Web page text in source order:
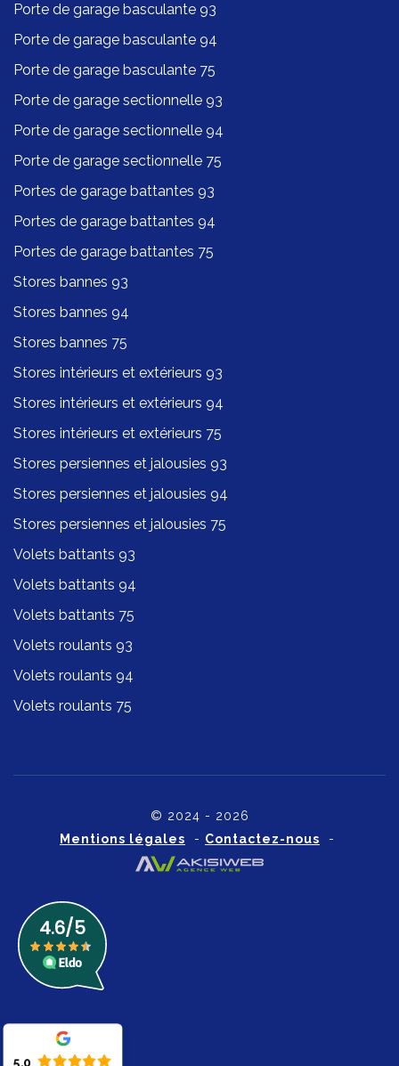
Porte de garage basculante 93
Porte de garage basculante 94
Porte de garage basculante 75
Porte de garage sectionnelle 93
Porte de garage sectionnelle 94
Porte de garage sectionnelle 75
Portes de garage battantes 93
Portes de garage battantes 94
Portes de garage battantes 75
Stores bannes 93
Stores bannes 94
Stores bannes 75
Stores intérieurs et extérieurs 93
Stores intérieurs et extérieurs 94
Stores intérieurs et extérieurs 75
Stores persiennes et jalousies 93
Stores persiennes et jalousies 94
Stores persiennes et jalousies 75
Volets battants 93
Volets battants 94
Volets battants 75
Volets roulants 93
Volets roulants 94
Volets roulants 75
© 2024 - 2026
Mentions légales - Contactez-nous -
5.0